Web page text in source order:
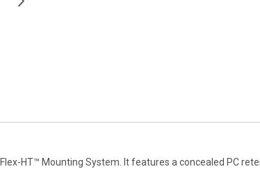
HT™ Mounting System. It features a concealed PC